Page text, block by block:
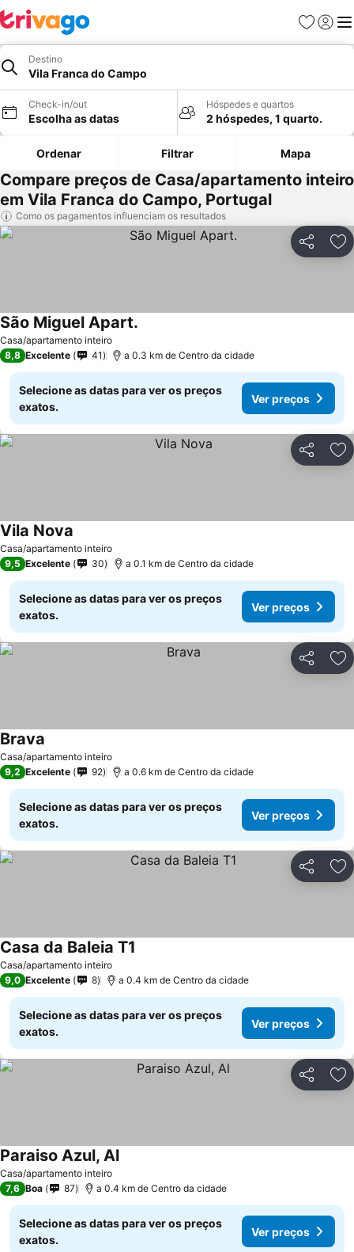
Favoritos
Iniciar
Destino
Vila Franca do Campo
Check-in/out
Escolha as datas
Hóspedes e quartos
2 hóspedes, 1 quarto.
Ordenar Filtrar Mapa
Compare preços de Casa/apartamento inteiro
em Vila Franca do Campo, Portugal
Como os pagamentos influenciam os resultados
Partilhar
Casa/apartamento inteiro
São Miguel Apart.
8,8 Excelente 41 a 0.3 km de Centro da cidade
Selecione as datas para ver os preços
exatos.
Ver preços
Partilhar
Casa/apartamento inteiro
Vila Nova
9,5 Excelente 30 a 0.1 km de Centro da cidade
Selecione as datas para ver os preços
exatos.
Ver preços
Partilhar
Casa/apartamento inteiro
Brava
9,2 Excelente 92 a 0.6 km de Centro da cidade
Selecione as datas para ver os preços
exatos.
Ver preços
Partilhar
Casa/apartamento inteiro
Casa da Baleia T1
9,0 Excelente 8 a 0.4 km de Centro da cidade
Selecione as datas para ver os preços
exatos.
Ver preços
Partilhar
Casa/apartamento inteiro
Paraiso Azul, Al
7,6 Boa 87 a 0.4 km de Centro da cidade
Selecione as datas para ver os preços
exatos.
Ver preços